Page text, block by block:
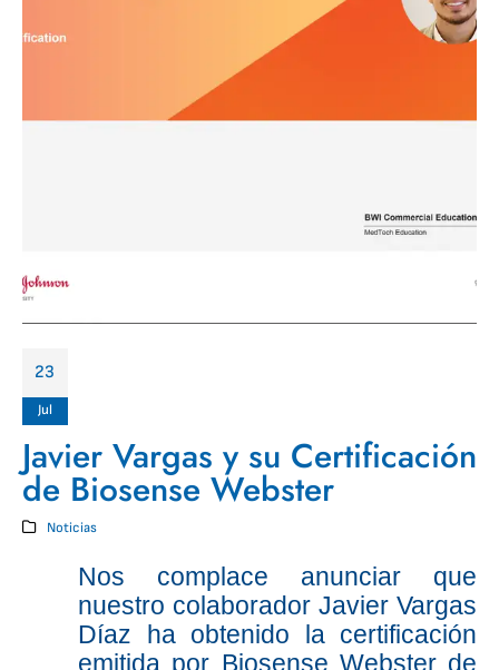
23
Jul
Javier Vargas y su Certificación
de Biosense Webster
Noticias
Nos complace anunciar que
nuestro colaborador Javier Vargas
Díaz ha obtenido la certificación
emitida por Biosense Webster de